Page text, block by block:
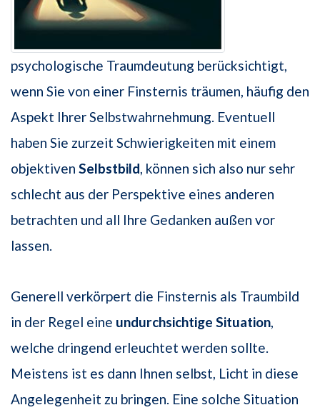
psychologische Traumdeutung berücksichtigt,
wenn Sie von einer Finsternis träumen, häufig den
Aspekt Ihrer Selbstwahrnehmung. Eventuell
haben Sie zurzeit Schwierigkeiten mit einem
objektiven Selbstbild , können sich also nur sehr
schlecht aus der Perspektive eines anderen
betrachten und all Ihre Gedanken außen vor
lassen.
Generell verkörpert die Finsternis als Traumbild
in der Regel eine undurchsichtige Situation
welche dringend erleuchtet werden sollte.
Meistens ist es dann Ihnen selbst, Licht in diese
Angelegenheit zu bringen. Eine solche Situation